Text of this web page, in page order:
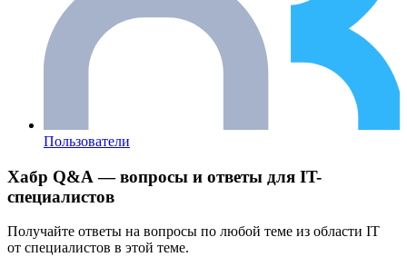
Пользователи
Хабр Q&A — вопросы и ответы для IT-
специалистов
Получайте ответы на вопросы по любой теме из области IT
от специалистов в этой теме.